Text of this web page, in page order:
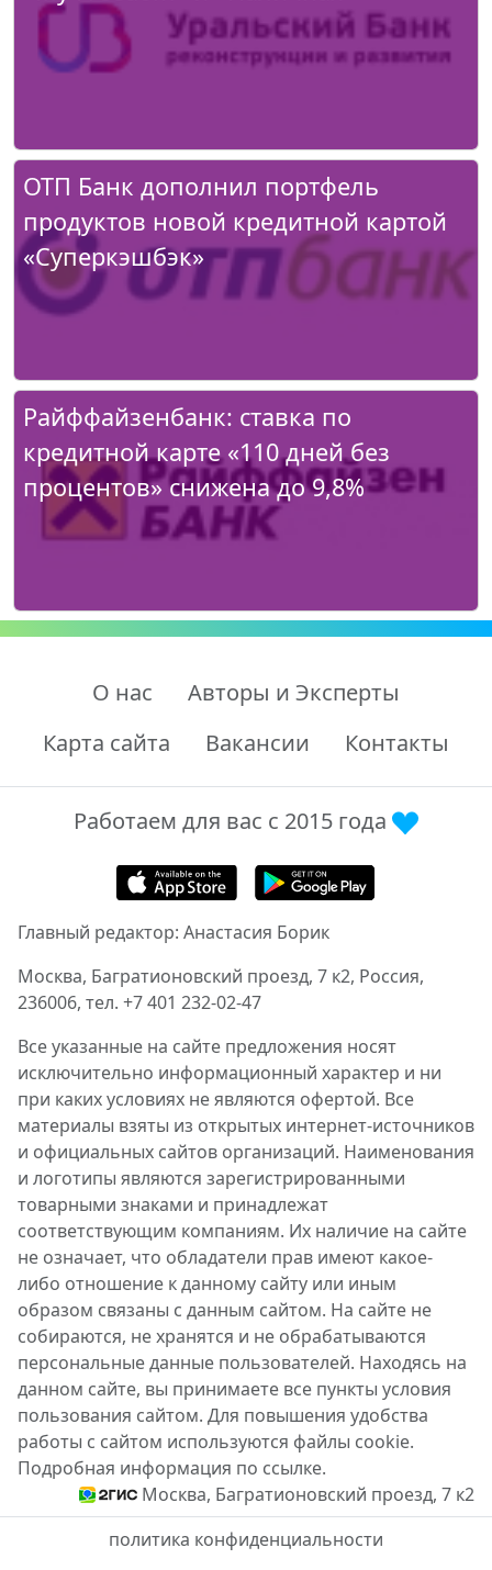
ОТП Банк дополнил портфель
продуктов новой кредитной картой
«Суперкэшбэк»
Райффайзенбанк: ставка по
кредитной карте «110 дней без
процентов» снижена до 9,8%
О нас
Авторы и Эксперты
Карта сайта
Вакансии Контакты
Работаем для вас с 2015 года
Главный редактор: Анастасия Борик
Москва, Багратионовский проезд, 7 к2, Россия,
236006, тел. +7 401 232-02-47
Все указанные на сайте предложения носят
исключительно информационный характер и ни
при каких условиях не являются офертой. Все
материалы взяты из открытых интернет-источников
и официальных сайтов организаций. Наименования
и логотипы являются зарегистрированными
товарными знаками и принадлежат
соответствующим компаниям. Их наличие на сайте
не означает, что обладатели прав имеют какое-
либо отношение к данному сайту или иным
образом связаны с данным сайтом. На сайте не
собираются, не хранятся и не обрабатываются
персональные данные пользователей. Находясь на
данном сайте, вы принимаете все пункты условия
пользования сайтом. Для повышения удобства
работы с сайтом используются файлы cookie.
Подробная информация по ссылке.
Москва, Багратионовский проезд, 7 к2
политика конфиденциальности